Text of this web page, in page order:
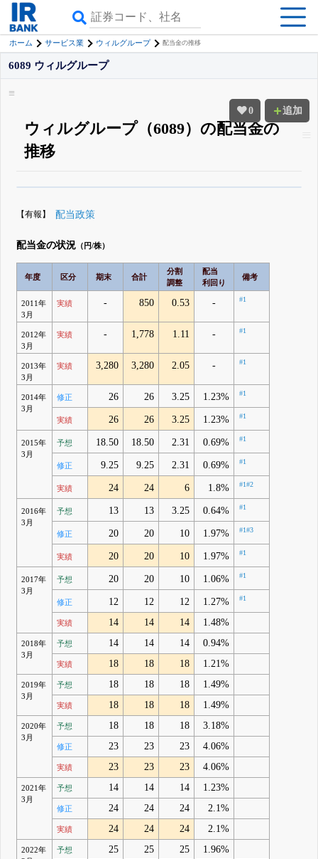
ホーム サービス業 ウィルグループ 配当金の推移
0 追加
6089 ウィルグループ
ウィルグループ（6089）の配当金の
推移
見られる
【有報】 配当政策
配当金の状況 （円/株）
年度 区分 期末 合計
分割
調整
配当
利回り
備考
2011年
3月
実績 - 850 0.53 - #1
2012年
3月
実績 - 1,778 1.11 - #1
2013年
3月
実績 3,280 3,280 2.05 - #1
2014年
3月
修正 26 26 3.25 1.23% #1
実績 26 26 3.25 1.23% #1
2015年
3月
予想 18.50 18.50 2.31 0.69% #1
修正 9.25 9.25 2.31 0.69% #1
実績 24 24 6 1.8% #1#2
2016年
3月
予想 13 13 3.25 0.64% #1
修正 20 20 10 1.97% #1#3
実績 20 20 10 1.97% #1
2017年
3月
予想 20 20 10 1.06% #1
修正 12 12 12 1.27% #1
実績 14 14 14 1.48%
2018年
3月
予想 14 14 14 0.94%
実績 18 18 18 1.21%
2019年
3月
予想 18 18 18 1.49%
実績 18 18 18 1.49%
2020年
3月
予想 18 18 18 3.18%
修正 23 23 23 4.06%
実績 23 23 23 4.06%
2021年
3月
予想 14 14 14 1.23%
修正 24 24 24 2.1%
実績 24 24 24 2.1%
2022年
予想 25 25 25 1.96%